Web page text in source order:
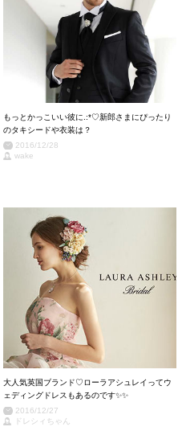
もっとかっこいい彼に.:*♡新郎さまにぴったり
のタキシードや衣装は？
2016/12/28
wake
大人気英国ブランド♡ローラアシュレイってウ
ェディングドレスもあるのです✨✨
2016/12/27
ドレシィちゃん